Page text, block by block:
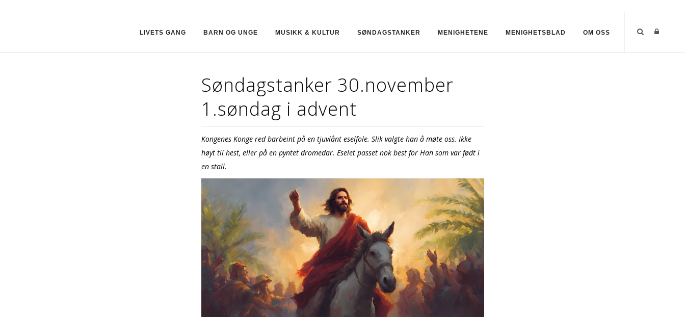
LIVETS GANG BARN OG UNGE MUSIKK & KULTUR SØNDAGSTANKER MENIGHETENE MENIGHETSBLAD OM OSS
Søndagstanker 30.november
1.søndag i advent
Kongenes Konge red barbeint på en tjuvlånt eselfole. Slik valgte han å møte oss. Ikke
høyt til hest, eller på en pyntet dromedar. Eselet passet nok best for Han som var født i
en stall.